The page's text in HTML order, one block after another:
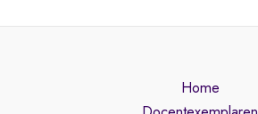
Home